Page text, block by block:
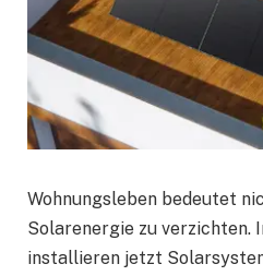
Wohnungsleben bedeutet
Solarenergie zu verzichten.
installieren jetzt